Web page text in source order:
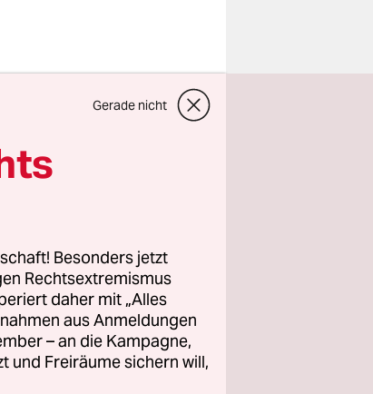
sind
Uhr,
Gerade nicht
Besonders jetzt
Rechtsextremismus
daher mit „Alles
aus Anmeldungen
– an die Kampagne,
und Freiräume sichern will,